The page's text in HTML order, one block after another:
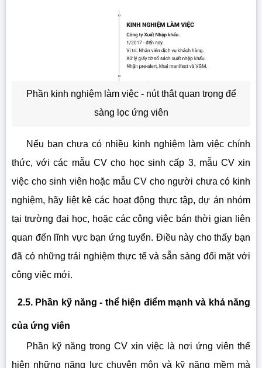
Phần kinh nghiệm làm việc - nút thắt quan trọng để
sàng lọc ứng viên
Nếu bạn chưa có nhiều kinh nghiệm làm việc chính
thức, với các mẫu CV cho học sinh cấp 3, mẫu CV xin
việc cho sinh viên hoặc mẫu CV cho người chưa có kinh
nghiệm, hãy liệt kê các hoạt động thực tập, dự án nhóm
tại trường đại học, hoặc các công việc bán thời gian liên
quan đến lĩnh vực bạn ứng tuyển. Điều này cho thấy bạn
đã có những trải nghiệm thực tế và sẵn sàng đối mặt với
công việc mới.
2.5. Phần kỹ năng - thể hiện điểm mạnh và khả năng
của ứng viên
Phần kỹ năng trong CV xin việc là nơi ứng viên thể
hiện những năng lực chuyên môn và kỹ năng mềm mà